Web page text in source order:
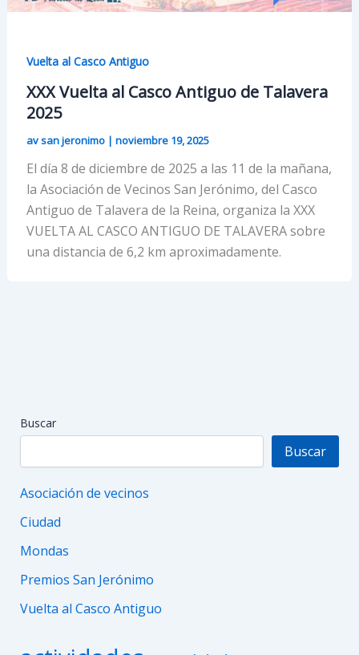
Vuelta al Casco Antiguo
XXX Vuelta al Casco Antiguo de Talavera
2025
av san jeronimo | noviembre 19, 2025
El día 8 de diciembre de 2025 a las 11 de la mañana,
la Asociación de Vecinos San Jerónimo, del Casco
Antiguo de Talavera de la Reina, organiza la XXX
VUELTA AL CASCO ANTIGUO DE TALAVERA sobre
una distancia de 6,2 km aproximadamente.
Buscar
Buscar
Asociación de vecinos
Ciudad
Mondas
Premios San Jerónimo
Vuelta al Casco Antiguo